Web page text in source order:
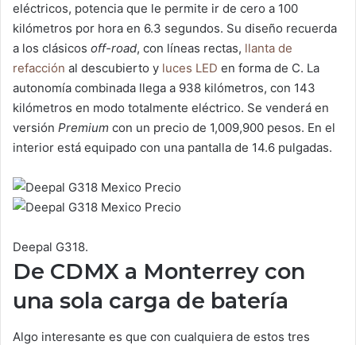
eléctricos, potencia que le permite ir de cero a 100
kilómetros por hora en 6.3 segundos. Su diseño recuerda
a los clásicos off-road, con líneas rectas, llanta de
refacción al descubierto y luces LED en forma de C. La
autonomía combinada llega a 938 kilómetros, con 143
kilómetros en modo totalmente eléctrico. Se venderá en
versión Premium con un precio de 1,009,900 pesos. En el
interior está equipado con una pantalla de 14.6 pulgadas.
Deepal G318.
De CDMX a Monterrey con
una sola carga de batería
Algo interesante es que con cualquiera de estos tres